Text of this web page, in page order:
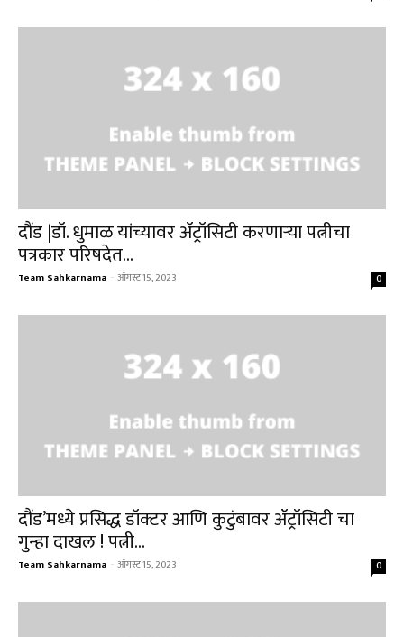
दौंड |डॉ. धुमाळ यांच्यावर ॲट्रॉसिटी करणाऱ्या पत्नीचा
पत्रकार परिषदेत...
Team Sahkarnama - ऑगस्ट 15, 2023 0
दौंड’मध्ये प्रसिद्ध डॉक्टर आणि कुटुंबावर ॲट्रॉसिटी चा
गुन्हा दाखल ! पत्नी...
Team Sahkarnama - ऑगस्ट 15, 2023 0